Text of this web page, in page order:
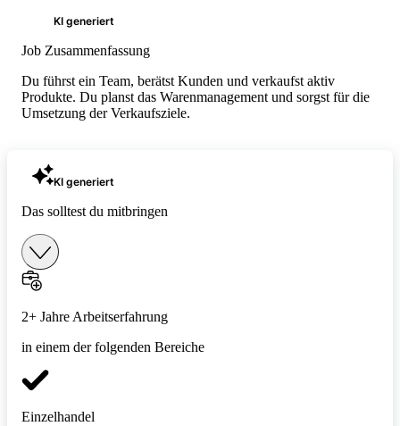
KI generiert
Job Zusammenfassung
Du führst ein Team, berätst Kunden und verkaufst aktiv
Produkte. Du planst das Warenmanagement und sorgst für die
Umsetzung der Verkaufsziele.
KI generiert
Das solltest du mitbringen
2+ Jahre Arbeitserfahrung
in einem der folgenden Bereiche
Einzelhandel